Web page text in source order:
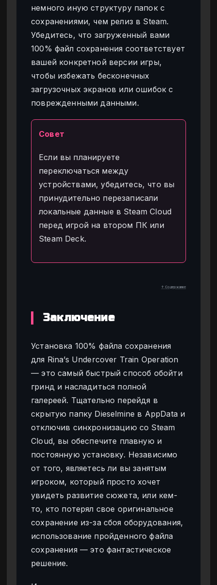
немного иную структуру папок с
сохранениями, чем релиз в Steam.
Убедитесь, что загруженный вами
100% файл сохранения соответствует
вашей конкретной версии игры,
чтобы избежать бесконечных
загрузочных экранов или ошибок с
поврежденными данными.
Совет
Если вы планируете
переключаться между
устройствами, убедитесь, что вы
принудительно перезаписали
локальные данные в Steam Cloud
перед игрой на втором ПК или
Steam Deck.
↑ Содержание
Заключение
Установка 100% файла сохранения
для Rina’s Undercover Train Operation
— это самый быстрый способ обойти
гринд и насладиться полной
галереей. Тщательно перейдя в
скрытую папку Dieselmine в AppData и
отключив синхронизацию со Steam
Cloud, вы обеспечите плавную и
постоянную установку. Независимо
от того, являетесь ли вы занятым
игроком, который просто хочет
увидеть развитие сюжета, или кем-
то, кто потерял свое оригинальное
сохранение из-за сбоя оборудования,
использование пройденного файла
сохранения — это фантастическое
решение.